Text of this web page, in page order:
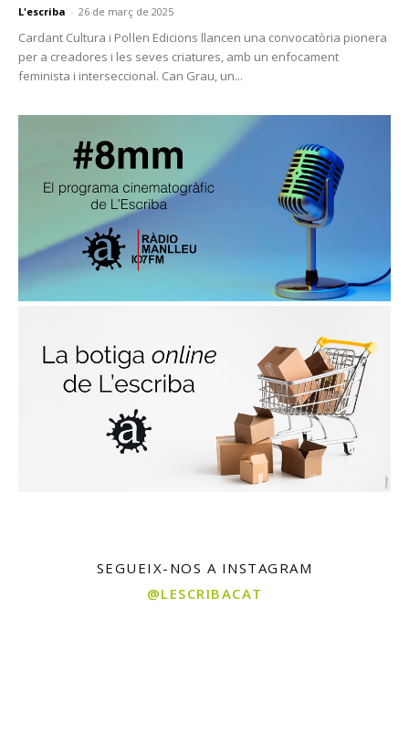
L'escriba - 26 de març de 2025
Cardant Cultura i Pol·len Edicions llancen una convocatòria pionera
per a creadores i les seves criatures, amb un enfocament
feminista i interseccional. Can Grau, un...
SEGUEIX-NOS A INSTAGRAM
@LESCRIBACAT